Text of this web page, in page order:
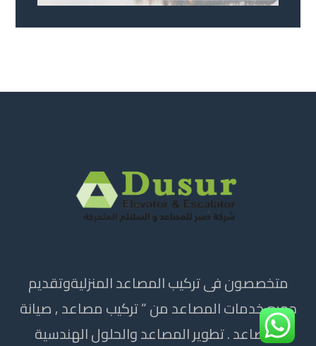
متخصصون فى تركيب المصاعد المنزليةوتقديم
جميع خدمات المصاعد من ” تركيب مصاعد , صيانة
المصاعد . تطوير المصاعد والحلول الهندسية